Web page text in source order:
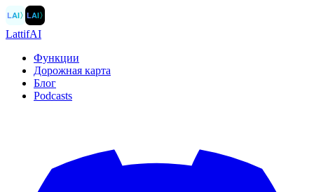
LAI〉LAI〉
LattifAI
Функции
Дорожная карта
Блог
Podcasts